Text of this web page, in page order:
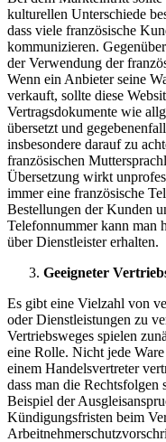
kulturellen Unterschiede
dass viele französische
kommunizieren.
der Verwendung der
Wenn ein Anbieter seine
verkauft, sollte diese
Vertragsdokumente wie
übersetzt und
insbesondere darauf zu
französischen
Übersetzung wirkt
immer eine französische
Bestellungen der Kunden
Telefonnummer kann man
über Dienstleister erhalten.
Geeigneter
Es gibt eine Vielzahl von
oder Dienstleistungen zu
Vertriebsweges spielen
eine Rolle. Nicht jede
einem Handelsvertreter
dass man die
Beispiel der
Kündigungsfristen beim